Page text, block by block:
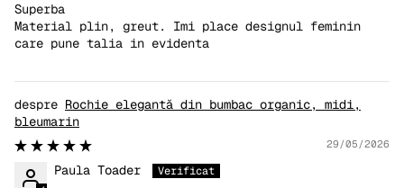
Superba
Material plin, greut. Imi place designul feminin
care pune talia in evidenta
Rochie elegantă din bumbac organic, midi,
bleumarin
29/05/2026
Paula Toader